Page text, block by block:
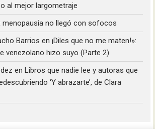
al mejor largometraje
menopausia no llegó con sofocos
Barrios en¡Diles que no me maten!»:
venezolano hizo suyo (Parte 2)
enLibros que nadie lee y autoras que
‘Y abrazarte’, de Clara